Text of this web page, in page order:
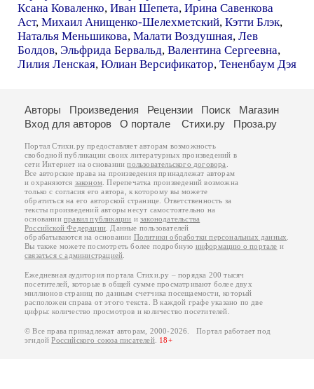
Ксана Коваленко, Иван Шепета, Ирина Савенкова
Аст, Михаил Анищенко-Шелехметский, Кэтти Блэк,
Наталья Меньшикова, Малати Воздушная, Лев
Болдов, Эльфрида Бервальд, Валентина Сергеевна,
Лилия Ленская, Юлиан Версификатор, Тененбаум Дэя
Авторы Произведения Рецензии Поиск
Магазин
Вход для авторов
О портале Стихи.ру Проза.ру
Портал Стихи.ру предоставляет авторам возможность
свободной публикации своих литературных произведений в
сети Интернет на основаниипользовательского договора
Все авторские права на произведения принадлежат авторам
и охраняются законом . Перепечатка произведений возможна
только с согласия его автора, к которому вы можете
обратиться на его авторской странице. Ответственность за
тексты произведений авторы несут самостоятельно на
основанииправил публикации изаконодательства
Российской Федерации . Данные пользователей
обрабатываются на основании Политики обработки персональных данных
Вы также можете посмотреть более подробную информацию о портале и
связаться с администрацией
Ежедневная аудитория портала Стихи.ру – порядка 200 тысяч
посетителей, которые в общей сумме просматривают более двух
миллионов страниц по данным счетчика посещаемости, который
расположен справа от этого текста. В каждой графе указано по две
цифры: количество просмотров и количество посетителей.
© Все права принадлежат авторам, 2000-2026. Портал работает под
эгидойРоссийского союза писателей. 18+